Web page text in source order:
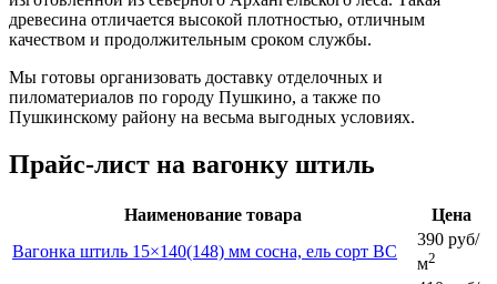
древесина отличается высокой плотностью, отличным
качеством и продолжительным сроком службы.
Мы готовы организовать доставку отделочных и
пиломатериалов по городу Пушкино, а также по
Пушкинскому району на весьма выгодных условиях.
Прайс-лист на вагонку штиль
Наименование товара
Цена
Вагонка штиль 15×140(148) мм сосна, ель сорт BC
390 руб/
м2